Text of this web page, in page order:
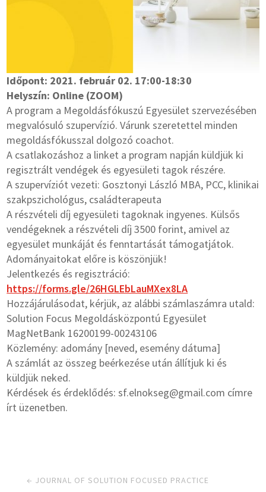
Időpont: 2021. február 02. 17:00-18:30
Helyszín: Online (ZOOM)
A program a Megoldásfókuszú Egyesület szervezésében
megvalósuló szupervízió. Várunk szeretettel minden
megoldásfókusszal dolgozó coachot.
A csatlakozáshoz a linket a program napján küldjük ki
regisztrált vendégek és egyesületi tagok részére.
A szupervíziót vezeti: Gosztonyi László MBA, PCC, klinikai
szakpszichológus, családterapeuta
A részvételi díj egyesületi tagoknak ingyenes. Külsős
vendégeknek a részvételi díj 3500 forint, amivel az
egyesület munkáját és fenntartását támogatjátok.
Adományaitokat előre is köszönjük!
Jelentkezés és regisztráció:
https://forms.gle/26HGLEbLauMXex8LA
Hozzájárulásodat, kérjük, az alábbi számlaszámra utald:
Solution Focus Megoldásközpontú Egyesület
MagNetBank 16200199-00243106
Közlemény: adomány [neved, esemény dátuma]
A számlát az összeg beérkezése után állítjuk ki és
küldjük neked.
Kérdések és érdeklődés: sf.elnokseg@gmail.com címre
írt üzenetben.
← JOURNAL OF SOLUTION FOCUSED PRACTICE